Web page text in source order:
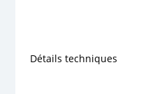
Détails techniques